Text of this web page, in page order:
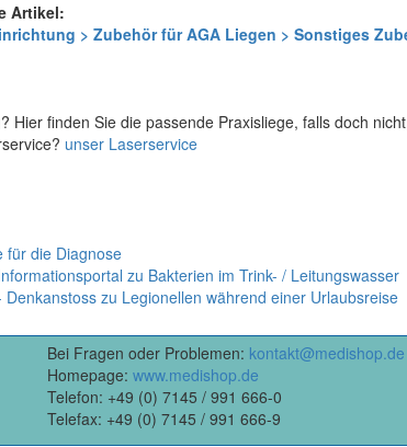
Artikel:
> Zubehör für AGA Liegen > Sonstiges
Hier finden Sie die passende Praxisliege, falls doch
unser Laserservice
für die Diagnose
zu Bakterien im Trink- / Leitungswasser
zu Legionellen während einer Urlaubsreise
Bei Fragen oder Problemen: kontakt@medishop.de
Homepage: www.medishop.de
Telefon: +49 (0) 7145 / 991 666-0
Telefax: +49 (0) 7145 / 991 666-9